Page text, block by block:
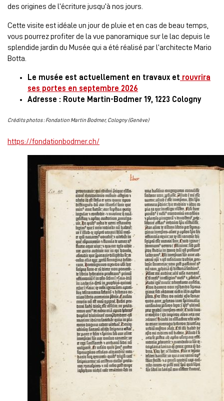
des origines de l’écriture jusqu’à nos jours.
Cette visite est idéale un jour de pluie et en cas de beau temps,
vous pourrez profiter de la vue panoramique sur le lac depuis le
splendide jardin du Musée qui a été réalisé par l’architecte Mario
Botta.
Le musée est actuellement en travaux et rouvrira
ses portes en septembre 2026
Adresse : Route Martin-Bodmer 19, 1223 Cologny
Crédits photos : Fondation Martin Bodmer, Cologny (Genève)
https://fondationbodmer.ch/